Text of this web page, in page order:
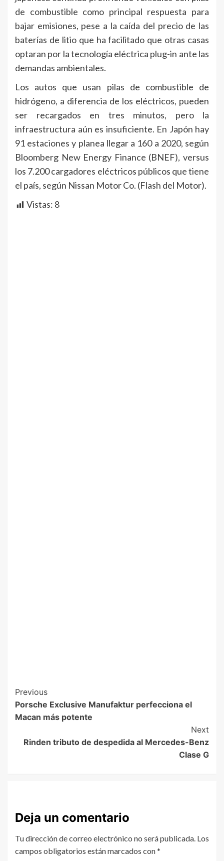
de combustible como principal respuesta para
bajar emisiones, pese a la caída del precio de las
baterías de litio que ha facilitado que otras casas
optaran por la tecnología eléctrica plug-in ante las
demandas ambientales.
Los autos que usan pilas de combustible de
hidrógeno, a diferencia de los eléctricos, pueden
ser recargados en tres minutos, pero la
infraestructura aún es insuficiente. En Japón hay
91 estaciones y planea llegar a 160 a 2020, según
Bloomberg New Energy Finance (BNEF), versus
los 7.200 cargadores eléctricos públicos que tiene
el país, según Nissan Motor Co. (Flash del Motor).
Vistas: 8
Previous
Porsche Exclusive Manufaktur perfecciona el
Macan más potente
Next
Rinden tributo de despedida al Mercedes-Benz
Clase G
Deja un comentario
Tu dirección de correo electrónico no será publicada. Los
campos obligatorios están marcados con*